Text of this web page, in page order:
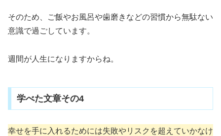
そのため、ご飯やお風呂や歯磨きなどの習慣から無駄ない
意識で過ごしています。
週間が人生になりますからね。
学べた文章その4
幸せを手に入れるためには失敗やリスクを超えていかなけ